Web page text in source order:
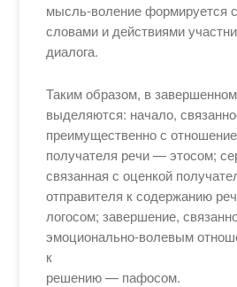
мысль-воление формируется
словами и действиями
диалога.
Таким образом, в
выделяются: начало,
преимущественно с
получателя речи — этосом;
связанная с оценкой
отправителя к содержанию
логосом; завершение,
эмоционально-волевым
к
решению — пафосом.